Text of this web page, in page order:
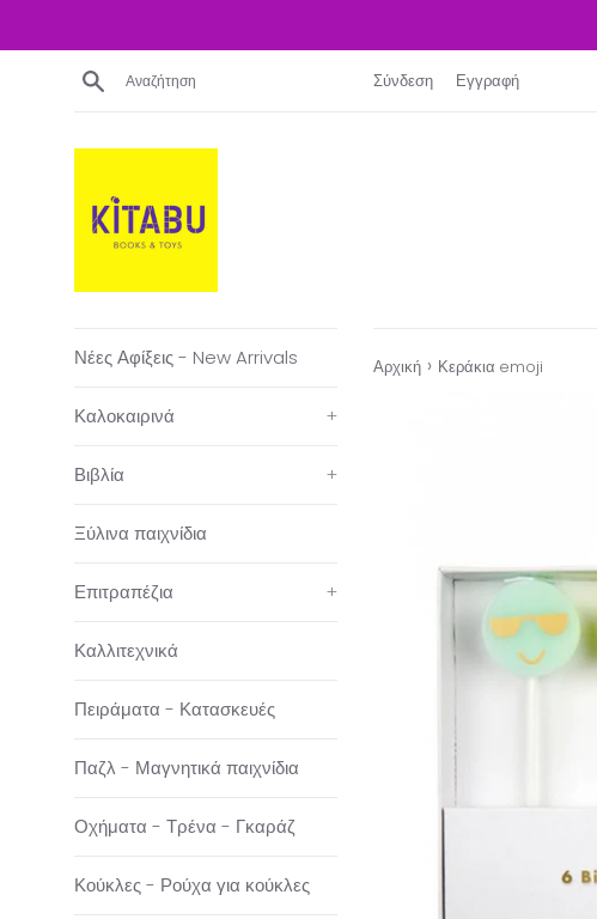
περιεχόμενο
Αναζήτηση Σύνδεση Εγγραφή
Νέες Αφίξεις - New Arrivals
Καλοκαιρινά +
Βιβλία +
Ξύλινα παιχνίδια
Επιτραπέζια +
Καλλιτεχνικά
Πειράματα - Κατασκευές
Παζλ - Μαγνητικά παιχνίδια
Οχήματα - Τρένα - Γκαράζ
Κούκλες - Ρούχα για κούκλες
Αρχική › Κεράκια emoji